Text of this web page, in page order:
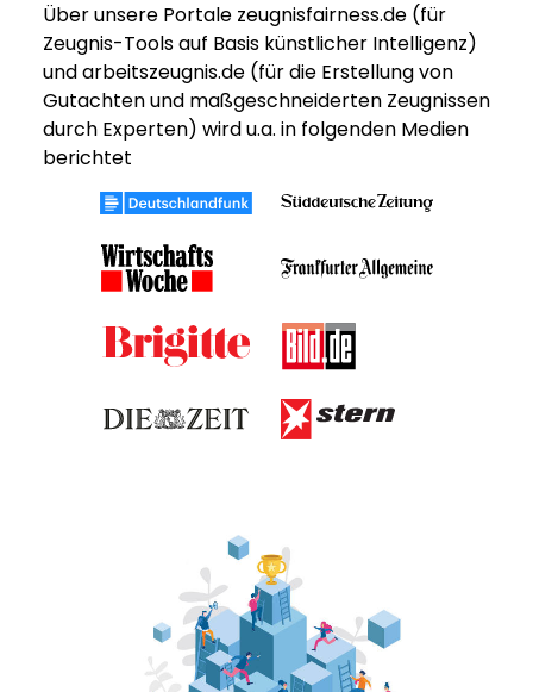
Über unsere Portale zeugnisfairness.de (für
Zeugnis-Tools auf Basis künstlicher Intelligenz)
und arbeitszeugnis.de (für die Erstellung von
Gutachten und maßgeschneiderten Zeugnissen
durch Experten) wird u.a. in folgenden Medien
berichtet